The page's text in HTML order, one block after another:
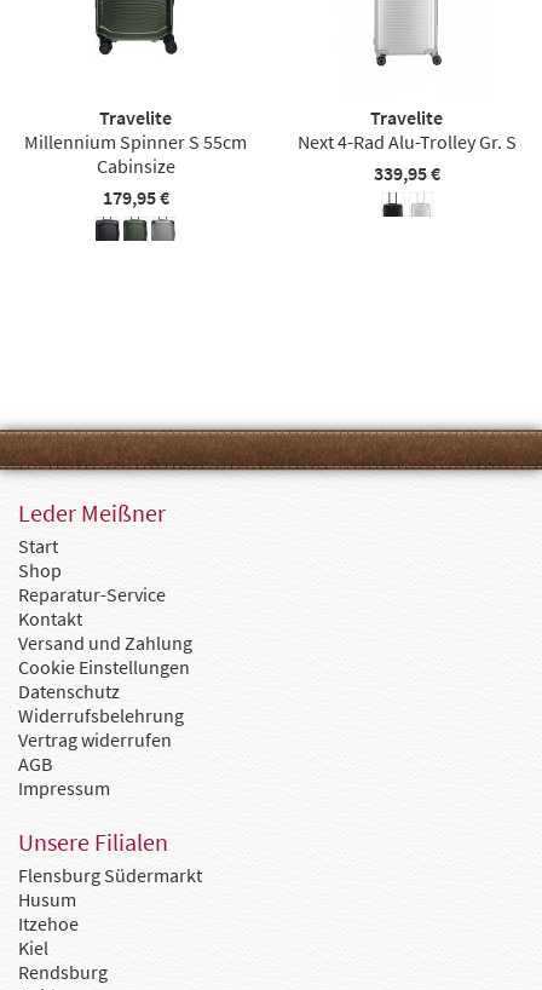
Travelite
Millennium Spinner S 55cm
Cabinsize
179,95 €
Travelite
Next 4-Rad Alu-Trolley Gr. S
339,95 €
Leder Meißner
Start
Shop
Reparatur-Service
Kontakt
Versand und Zahlung
Cookie Einstellungen
Datenschutz
Widerrufsbelehrung
Vertrag widerrufen
AGB
Impressum
Unsere Filialen
Flensburg Südermarkt
Husum
Itzehoe
Kiel
Rendsburg